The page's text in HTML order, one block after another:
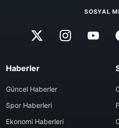
SOSYAL
Haberler
Güncel Haberler
Spor Haberleri
Ekonomi Haberleri